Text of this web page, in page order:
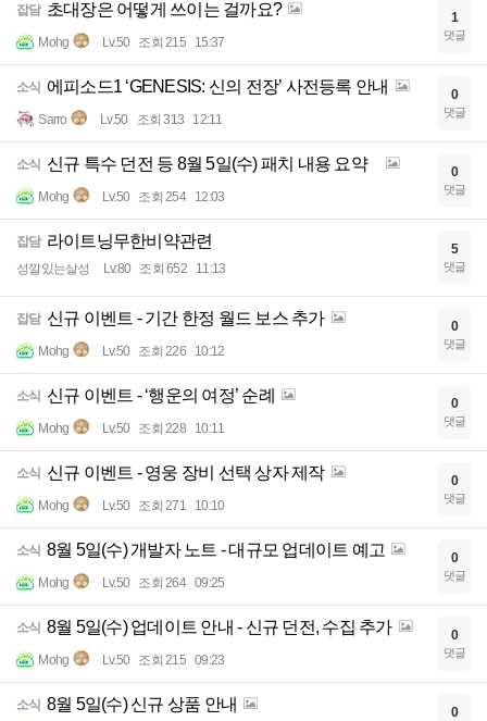
잡담 초대장은 어떻게 쓰이는 걸까요?
Mohg Lv.50 조회 215 15:37
1
댓글
소식 에피소드1 ‘GENESIS: 신의 전장’ 사전등록 안내
Sarro Lv.50 조회 313 12:11
0
댓글
소식 신규 특수 던전 등 8월 5일(수) 패치 내용 요약
Mohg Lv.50 조회 254 12:03
0
댓글
잡담 라이트닝무한비약관련
성깔있는살성 Lv.80 조회 652 11:13
5
댓글
잡담 신규 이벤트 - 기간 한정 월드 보스 추가
Mohg Lv.50 조회 226 10:12
0
댓글
소식 신규 이벤트 - ‘행운의 여정’ 순례
Mohg Lv.50 조회 228 10:11
0
댓글
소식 신규 이벤트 - 영웅 장비 선택 상자 제작
Mohg Lv.50 조회 271 10:10
0
댓글
소식 8월 5일(수) 개발자 노트 - 대규모 업데이트 예고
Mohg Lv.50 조회 264 09:25
0
댓글
소식 8월 5일(수) 업데이트 안내 - 신규 던전, 수집 추가
Mohg Lv.50 조회 215 09:23
0
댓글
소식 8월 5일(수) 신규 상품 안내 0